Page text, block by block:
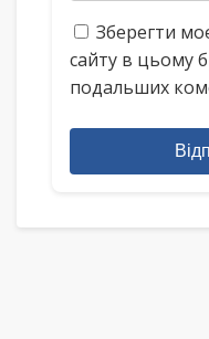
Зберегти
сайту в цьому
подальших